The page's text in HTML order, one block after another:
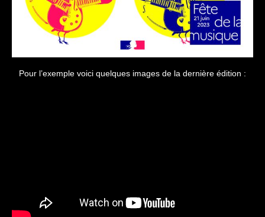
Pour l’exemple voici quelques images de la dernière édition :